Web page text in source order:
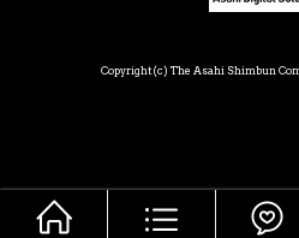
Copyright(c) The Asahi Shimbun